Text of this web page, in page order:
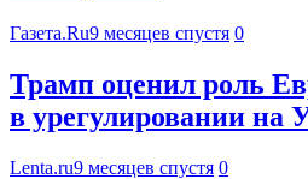
Газета.Ru9 месяцев спустя 0
Трамп оценил роль
в урегулировании на
Lenta.ru9 месяцев спустя 0